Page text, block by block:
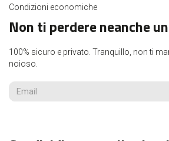
Condizioni economiche
Non ti perdere neanche
100% sicuro e privato. Tranquillo, non ti
noioso.